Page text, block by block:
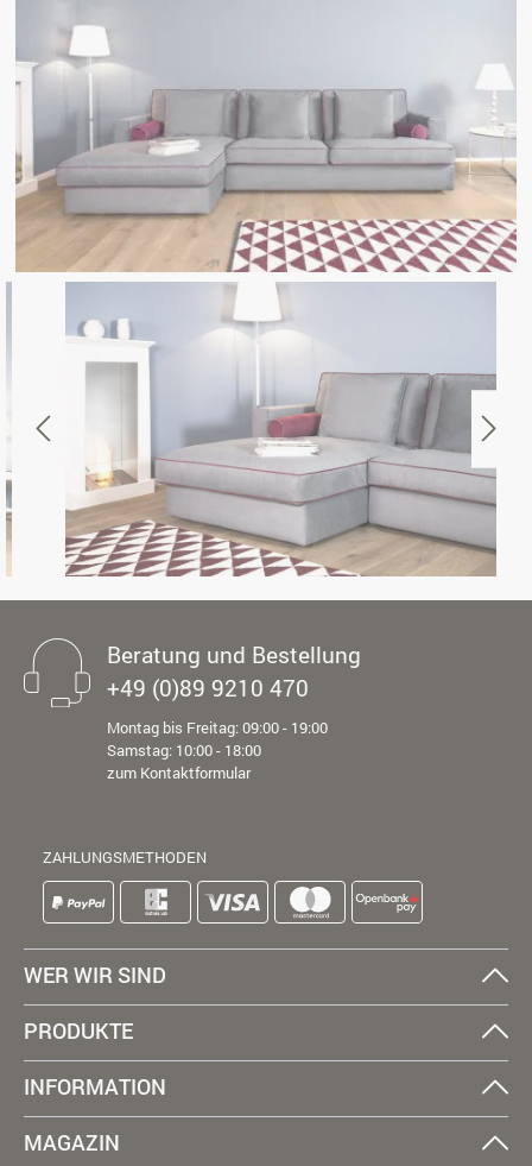
Beratung und Bestellung
+49 (0)89 9210 470
Montag bis Freitag: 09:00 - 19:00
Samstag: 10:00 - 18:00
zum Kontaktformular
ZAHLUNGSMETHODEN
WER WIR SIND
PRODUKTE
INFORMATION
MAGAZIN